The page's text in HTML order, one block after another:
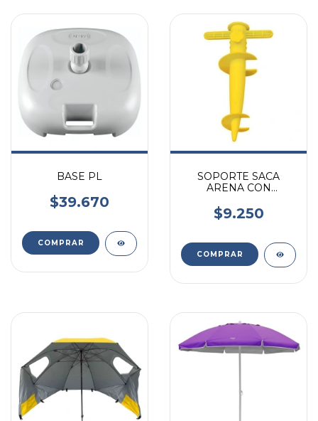
BASE PL
$39.670
SOPORTE SACA
ARENA CON
SOMBRILLA DE
PLAYA VONNE
$9.250